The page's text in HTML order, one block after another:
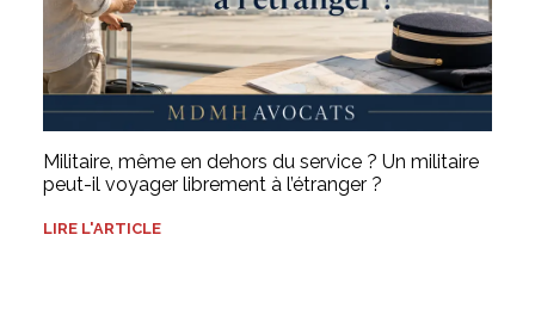
Militaire, même en dehors du service ? Un militaire
peut-il voyager librement à l’étranger ?
LIRE L'ARTICLE